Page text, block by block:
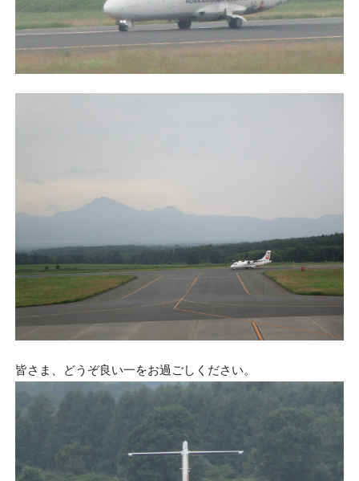
皆さま、どうぞ良い一をお過ごしください。